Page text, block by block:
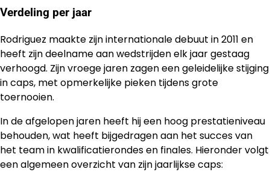
Verdeling per jaar
Rodriguez maakte zijn internationale debuut in 2011 en
heeft zijn deelname aan wedstrijden elk jaar gestaag
verhoogd. Zijn vroege jaren zagen een geleidelijke stijging
in caps, met opmerkelijke pieken tijdens grote
toernooien.
In de afgelopen jaren heeft hij een hoog prestatieniveau
behouden, wat heeft bijgedragen aan het succes van
het team in kwalificatierondes en finales. Hieronder volgt
een algemeen overzicht van zijn jaarlijkse caps: